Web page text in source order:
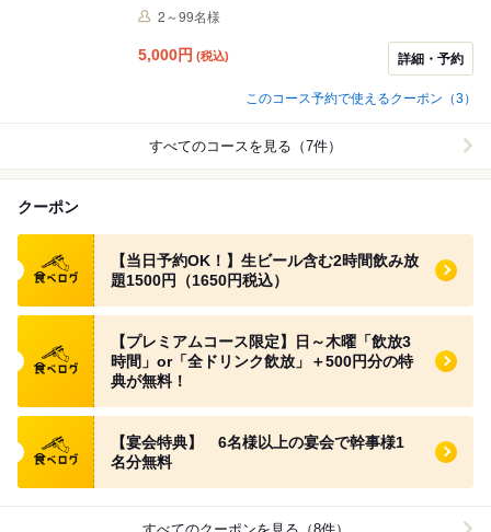
酎ボトル」もご用意♪（4日前迄のご予約）。刺身3種盛
きびなご唐揚げと揚げいかしゅうまいや明太和牛もつ鍋
2～99名様
5,000円 (税込) 詳細・予約
このコース予約で使えるクーポン（3）
すべてのコースを見る（7件）
クーポン
食べログ クーポン
【当日予約OK！】生ビール含む2時間飲み放
題1500円（1650円税込）
食べログ クーポン
【プレミアムコース限定】日～木曜「飲放3
時間」or「全ドリンク飲放」＋500円分の特
典が無料！
食べログ クーポン
【宴会特典】 6名様以上の宴会で幹事様1
名分無料